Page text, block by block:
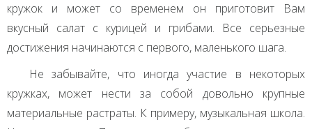
кружок и может со временем он приготовит Вам
вкусный салат с курицей и грибами. Все серьезные
достижения начинаются с первого, маленького шага.
Не забывайте, что иногда участие в некоторых
кружках, может нести за собой довольно крупные
материальные растраты. К примеру, музыкальная школа.